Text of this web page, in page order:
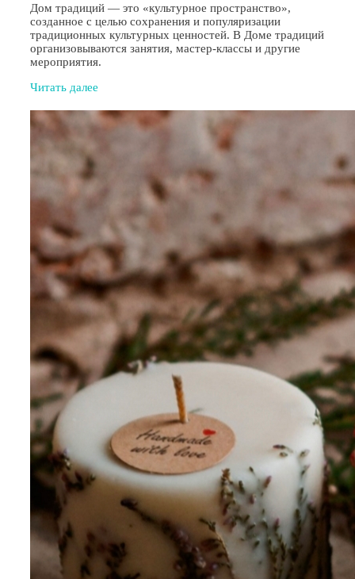
Дом традиций — это «культурное пространство»,
созданное с целью сохранения и популяризации
традиционных культурных ценностей. В Доме традиций
организовываются занятия, мастер-классы и другие
мероприятия.
Читать далее